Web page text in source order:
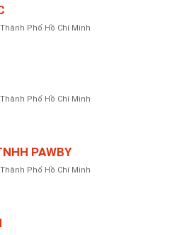
Phố Hồ Chí Minh
Phố Hồ Chí Minh
PAWBY
Phố Hồ Chí Minh